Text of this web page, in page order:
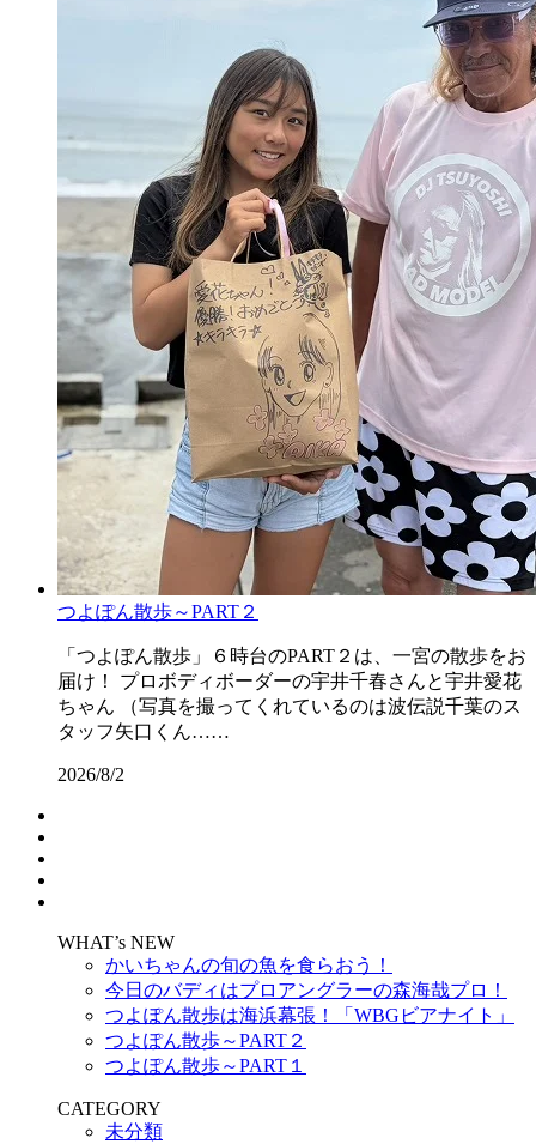
つよぽん散歩～PART２
「つよぽん散歩」６時台のPART２は、一宮の散歩をお
届け！ プロボディボーダーの宇井千春さんと宇井愛花
ちゃん （写真を撮ってくれているのは波伝説千葉のス
タッフ矢口くん……
2026/8/2
WHAT’s NEW
かいちゃんの旬の魚を食らおう！
今日のバディはプロアングラーの森海哉プロ！
つよぽん散歩は海浜幕張！「WBGビアナイト」
つよぽん散歩～PART２
つよぽん散歩～PART１
CATEGORY
未分類